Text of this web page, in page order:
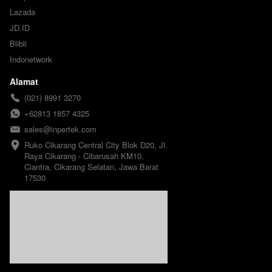
Lazada
JD.ID
Blibli
Indonetwork
Alamat
(021) 8991 3270
+62813 1857 4325
sales@inpertek.com
Ruko Cikarang Central City Blok D20, Jl.
Raya Cikarang - Cibarusah KM10,
Ciantra, Cikarang Selatan, Jawa Barat
17530